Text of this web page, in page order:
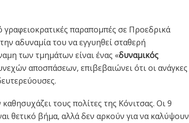
παραπομπές σε Προεδρικά
αδυναμία του να εγγυηθεί σταθερή
των τμημάτων είναι ένας «δυναμικός
αποσπάσεων, επιβεβαιώνει ότι οι ανάγκες
τους πολίτες της Κόνιτσας. Οι 9
θετικό βήμα, αλλά δεν αρκούν για να καλύψουν